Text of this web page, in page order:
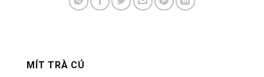
MÍT TRÀ CÚ